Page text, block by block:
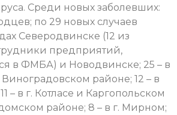
Среди новых заболевших:
по 29 новых случаев
Северодвинске (12 из
предприятий,
в ФМБА) и Новодвинске; 25 – в
Виноградовском районе; 12 – в
– в г. Котласе и Каргопольском
районе; 8 – в г. Мирном;